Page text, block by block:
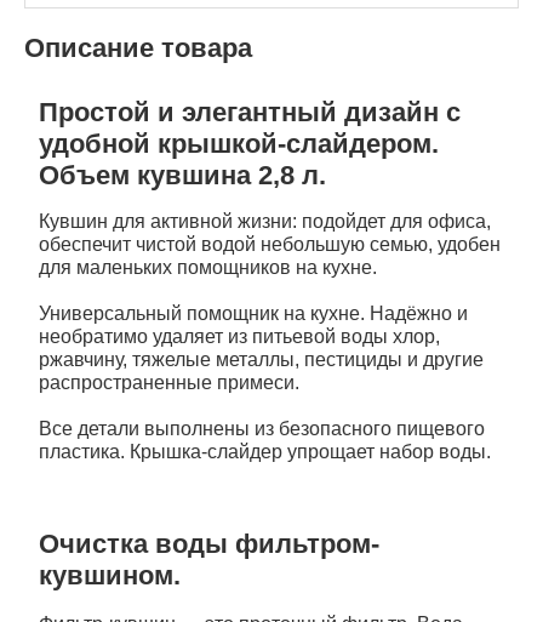
Описание товара
Простой и элегантный дизайн с
удобной крышкой-слайдером.
Объем кувшина 2,8 л.
Кувшин для активной жизни: подойдет для офиса,
обеспечит чистой водой небольшую семью, удобен
для маленьких помощников на кухне.
Универсальный помощник на кухне. Надёжно и
необратимо удаляет из питьевой воды хлор,
ржавчину, тяжелые металлы, пестициды и другие
распространенные примеси.
Все детали выполнены из безопасного пищевого
пластика. Крышка-слайдер упрощает набор воды.
Очистка воды фильтром-
кувшином.